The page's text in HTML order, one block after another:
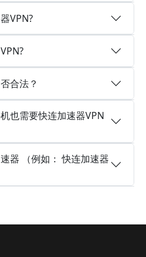
VPN?
合法？
也需要快连加速器VPN
器 （例如： 快连加速器